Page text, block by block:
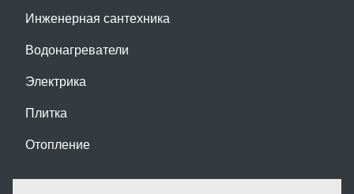
Инженерная сантехника
Водонагреватели
Электрика
Плитка
Отопление